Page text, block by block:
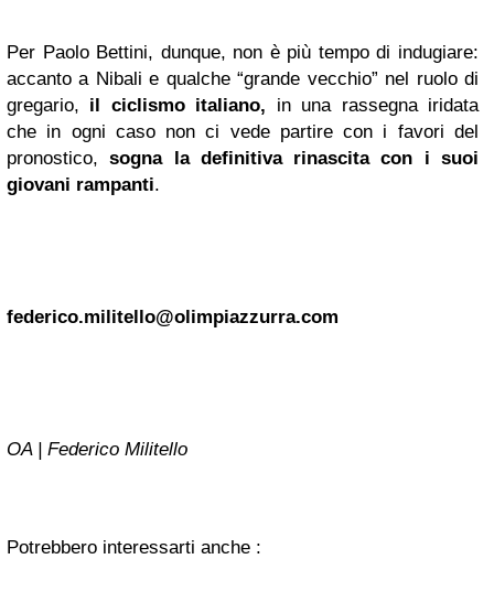
Per Paolo Bettini, dunque, non è più tempo di indugiare:
accanto a Nibali e qualche “grande vecchio” nel ruolo di
gregario, il ciclismo italiano, in una rassegna iridata
che in ogni caso non ci vede partire con i favori del
pronostico, sogna la definitiva rinascitacon i suoi
giovani rampanti.
federico.militello@olimpiazzurra.com
OA | Federico Militello
Potrebbero interessarti anche :